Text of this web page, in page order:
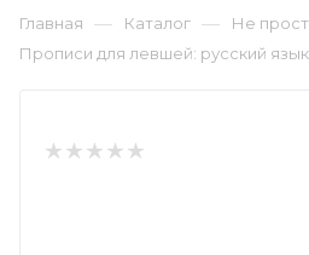
Главная — Каталог — Не
Прописи для левшей: русский